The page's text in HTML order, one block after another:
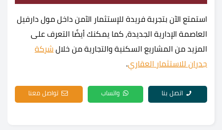
استمتع الآن بتجربة فريدة للإستثمار الآمن داخل مول دارفيل
العاصمة الإدارية الجديدة، كما يمكنك أيضًا التعرف على
المزيد من المشاريع السكنية والتجارية من خلال شركة
جدران للاستثمار العقاري.
اتصل بنا واتساب تواصل معنا